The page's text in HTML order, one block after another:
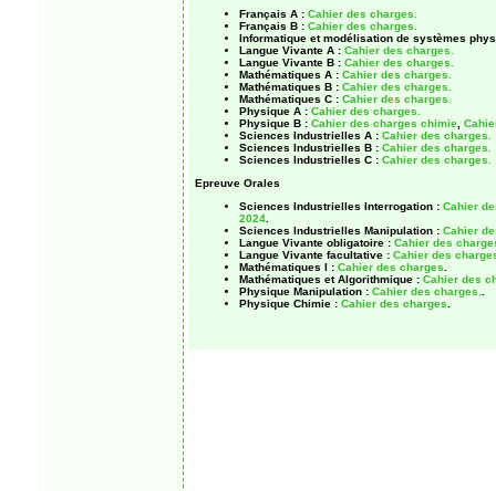
Français A : Cahier des charges.
Français B : Cahier des charges.
Informatique et modélisation de systèmes
Langue Vivante A : Cahier des charges.
Langue Vivante B : Cahier des charges.
Mathématiques A : Cahier des charges.
Mathématiques B : Cahier des charges.
Mathématiques C : Cahier des charges.
Physique A : Cahier des charges.
Physique B : Cahier des charges chimie
Sciences Industrielles A : Cahier des charges.
Sciences Industrielles B : Cahier des charges.
Sciences Industrielles C : Cahier des charges.
Epreuve Orales
Sciences Industrielles Interrogation : Cahier
2024
Sciences Industrielles Manipulation : Cahier
Langue Vivante obligatoire : Cahier des
Langue Vivante facultative : Cahier des
Mathématiques I : Cahier des charges
Mathématiques et Algorithmique : Cahier des
Physique Manipulation : Cahier des charges.
Physique Chimie : Cahier des charges